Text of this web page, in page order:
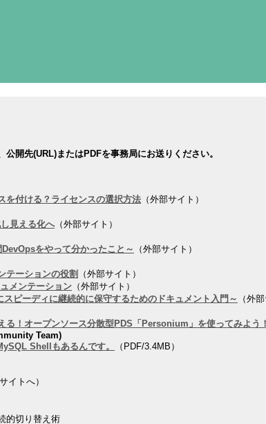
開先(URL)またはPDFを事務局にお送りください。
を付ける？ライセンスの選択方法 （外部サイト）
見える化へ（外部サイト）
をやって分かったこと～
（外部サイト）
テーションの役割
（外部サイト）
メンテーション （外部サイト）
ピーディに継続的に保守するためのドキュメント入門～
（外
る！オープンソース分散型PDS「Personium」を使ってみよう
Team)
Shellもあるんです。 （PDF/3.4MB）
イトへ）
的切り替え術